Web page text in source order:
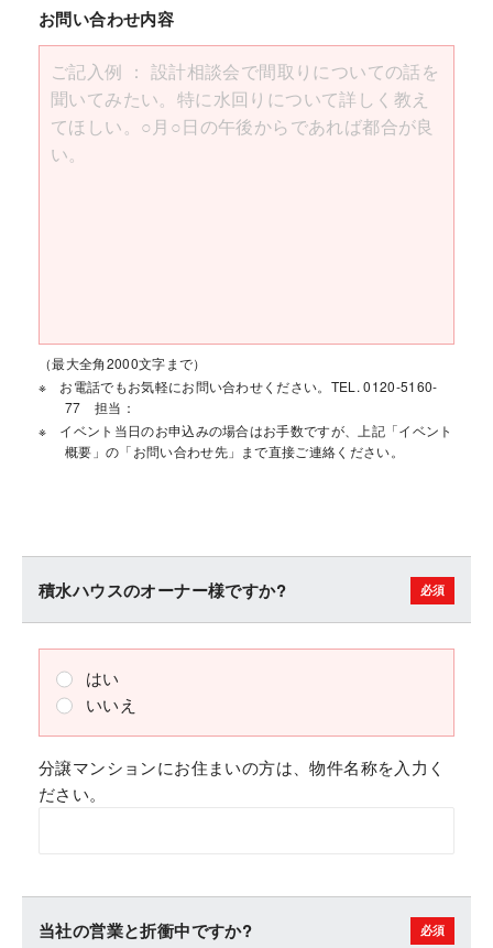
お問い合わせ内容
（最大全角2000文字まで）
お電話でもお気軽にお問い合わせください。TEL. 0120-5160-
77 担当：
イベント当日のお申込みの場合はお手数ですが、上記「イベント
概要」の「お問い合わせ先」まで直接ご連絡ください。
積水ハウスのオーナー様ですか?
はい
いいえ
分譲マンションにお住まいの方は、物件名称を入力く
ださい。
当社の営業と折衝中ですか?